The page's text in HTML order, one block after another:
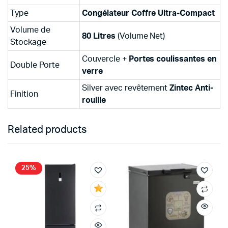
Type Congélateur Coffre Ultra-Compact
Volume de
Stockage
80 Litres (Volume Net)
Double Porte
Couvercle + Portes coulissantes en
verre
Finition
Silver avec revêtementZintec Anti-
rouille
Related products
25%